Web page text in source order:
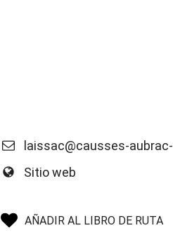
laissac@causses-
Sitio web
AÑADIR AL LIBRO DE RUTA